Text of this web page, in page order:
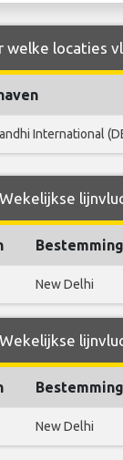
welke locaties
International
Wekelijkse
Bestemming
New Delhi
Wekelijkse
Bestemming
New Delhi